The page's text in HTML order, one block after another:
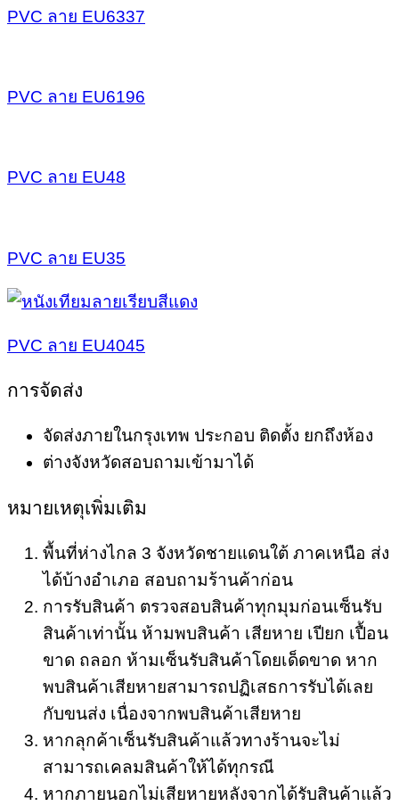
PVC ลาย EU6337
PVC ลาย EU6196
PVC ลาย EU48
PVC ลาย EU35
PVC ลาย EU4045
การจัดส่ง
จัดส่งภายในกรุงเทพ ประกอบ ติดตั้ง ยกถึงห้อง
ต่างจังหวัดสอบถามเข้ามาได้
หมายเหตุเพิ่มเติม
พื้นที่ห่างไกล 3 จังหวัดชายแดนใต้ ภาคเหนือ ส่ง
ได้บ้างอำเภอ สอบถามร้านค้าก่อน
การรับสินค้า ตรวจสอบสินค้าทุกมุมก่อนเซ็นรับ
สินค้าเท่านั้น ห้ามพบสินค้า เสียหาย เปียก เปื้อน
ขาด ถลอก ห้ามเซ็นรับสินค้าโดยเด็ดขาด หาก
พบสินค้าเสียหายสามารถปฏิเสธการรับได้เลย
กับขนส่ง เนื่องจากพบสินค้าเสียหาย
หากลุกค้าเซ็นรับสินค้าแล้วทางร้านจะไม่
สามารถเคลมสินค้าให้ได้ทุกรณี
หากภายนอกไม่เสียหายหลังจากได้รับสินค้าแล้ว